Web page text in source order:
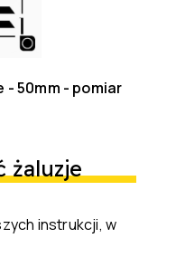
50mm - pomiar
żaluzje
instrukcji, w